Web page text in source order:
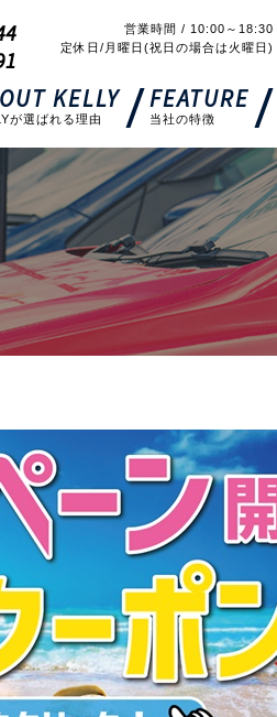
営業時間 / 10:00～18:30
定休日/月曜日(祝日の場合は火曜日)
KELLY
が選ばれる理由
FEATURE
当社の特徴